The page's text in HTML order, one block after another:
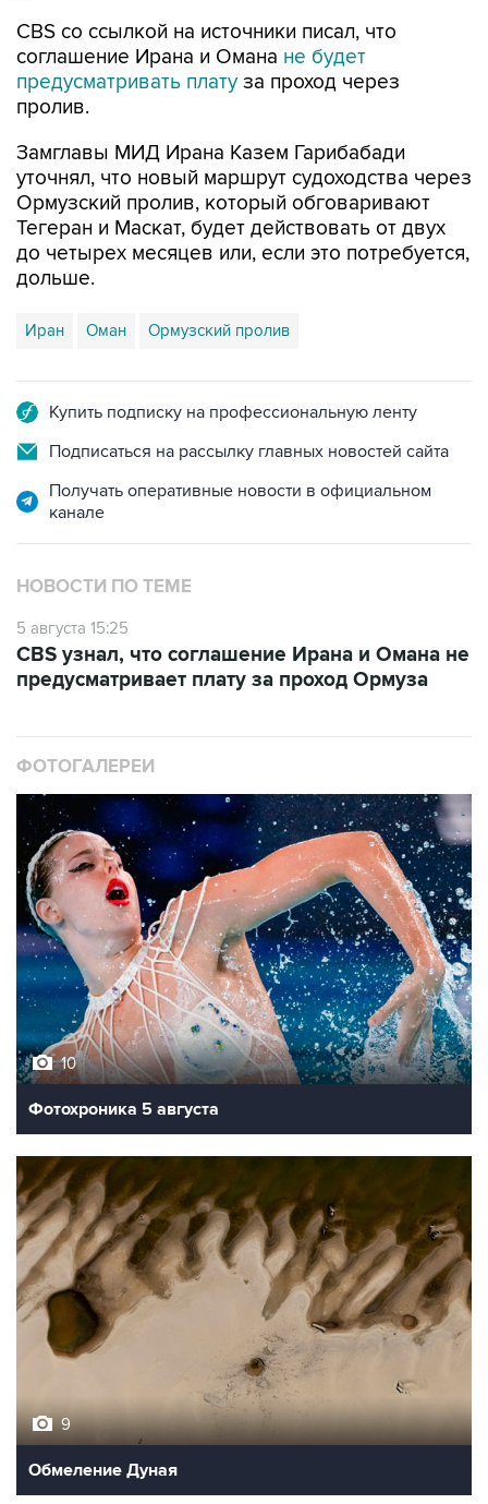
CBS со ссылкой на источники писал, что
соглашение Ирана и Омана не будет
предусматривать плату за проход через
пролив.
Замглавы МИД Ирана Казем Гарибабади
уточнял, что новый маршрут судоходства через
Ормузский пролив, который обговаривают
Тегеран и Маскат, будет действовать от двух
до четырех месяцев или, если это потребуется,
дольше.
Иран Оман Ормузский пролив
Купить подписку на профессиональную ленту
Подписаться на рассылку главных новостей сайта
Получать оперативные новости в официальном
канале
НОВОСТИ ПО ТЕМЕ
5 августа 15:25
CBS узнал, что соглашение Ирана и Омана не
предусматривает плату за проход Ормуза
ФОТОГАЛЕРЕИ
10
Фотохроника 5 августа
9
Обмеление Дуная